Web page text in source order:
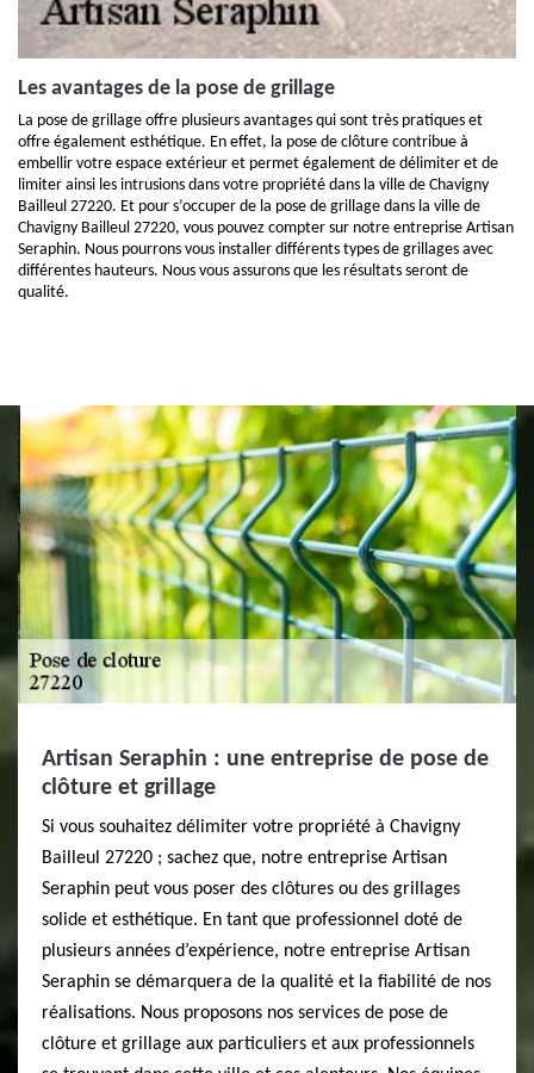
Les avantages de la pose de grillage
La pose de grillage offre plusieurs avantages qui sont très pratiques et
offre également esthétique. En effet, la pose de clôture contribue à
embellir votre espace extérieur et permet également de délimiter et de
limiter ainsi les intrusions dans votre propriété dans la ville de Chavigny
Bailleul 27220. Et pour s’occuper de la pose de grillage dans la ville de
Chavigny Bailleul 27220, vous pouvez compter sur notre entreprise Artisan
Seraphin. Nous pourrons vous installer différents types de grillages avec
différentes hauteurs. Nous vous assurons que les résultats seront de
qualité.
Artisan Seraphin : une entreprise de pose de
clôture et grillage
Si vous souhaitez délimiter votre propriété à Chavigny
Bailleul 27220 ; sachez que, notre entreprise Artisan
Seraphin peut vous poser des clôtures ou des grillages
solide et esthétique. En tant que professionnel doté de
plusieurs années d’expérience, notre entreprise Artisan
Seraphin se démarquera de la qualité et la fiabilité de nos
réalisations. Nous proposons nos services de pose de
clôture et grillage aux particuliers et aux professionnels